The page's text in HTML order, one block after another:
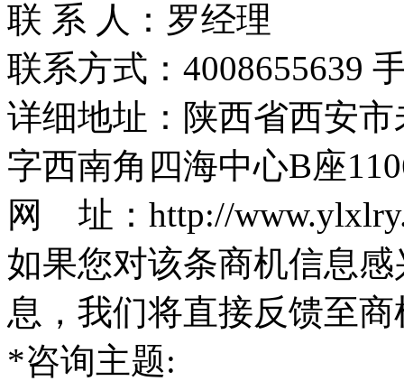
联 系 人：罗经理
联系方式：4008655639
详细地址：陕西省西安
字西南角四海中心B座
网 址：http://
如果您对该条商机信息
息，我们将直接反馈至
*咨询主题: